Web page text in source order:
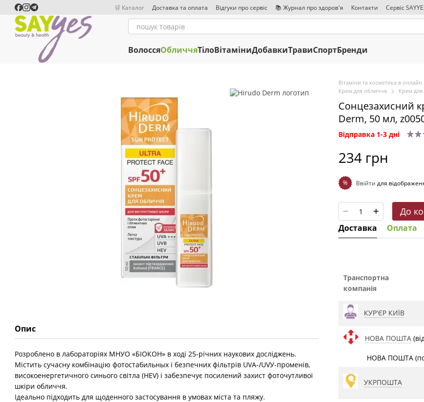
Перейти до основного контенту🛒 Каталог Доставка та оплата Відгуки про сервіс 📚 Журнал про здоров'я Контакти Сервіс
ВолоссяОбличчяТілоВітаміниДобавкиТравиСпортБренди
Опис
Розроблено в лабораторіях МНУО «БІОКОН» в ході 25-річних наукових досліджень.
Містить сучасну комбінацію фотостабильных і безпечних фільтрів UVA-/UVУ-променів,
високоенергетичного синього світла (HEV) і забезпечує посилений захист фоточутливої
шкіри обличчя.
Ідеально підходить для щоденного застосування в умовах міста та пляжу.
Вітаміни та косметика в онлайн
Крем для обличчя
Крем
Сонцезахисний
Derm, 50 мл,
Відправка 1-3 дні
234 грн
% Ввійти для
До
Доставка Оплата
Транспортна
компанія
КУР'ЄР КИЇВ
НОВА ПОШТА
НОВА ПОШТА
УКРПОШТА